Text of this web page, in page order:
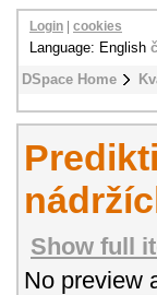
DSpace Home
Login cookies
Language: English
Show full
No preview